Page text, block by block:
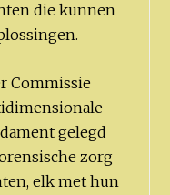
die kunnen
Commissie
gelegd
zorg
elk met hun